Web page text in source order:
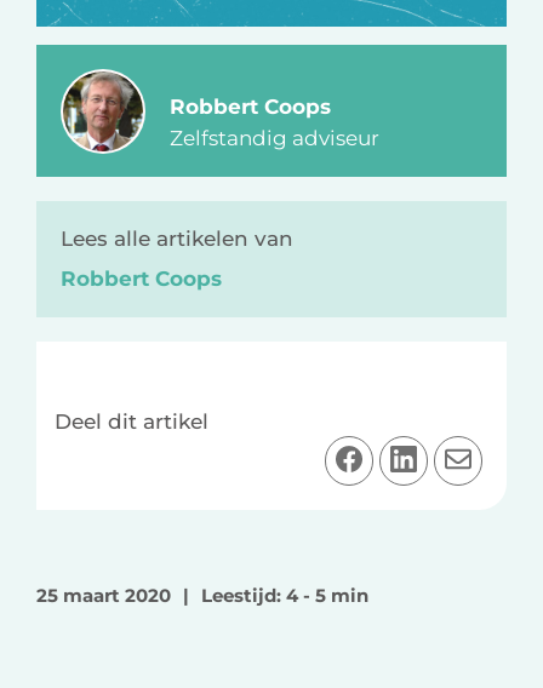
Robbert Coops
Zelfstandig adviseur
Lees alle artikelen van
Robbert Coops
Deel dit artikel
D
e
o
D
e
D
e
25 maart 2020 | Leestijd: 4 - 5 min